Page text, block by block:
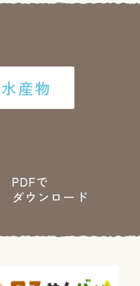
水産物
PDFで
ダウンロード